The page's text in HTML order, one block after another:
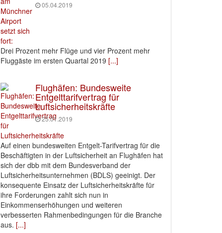
05.04.2019
Drei Prozent mehr Flüge und vier Prozent mehr
Fluggäste im ersten Quartal 2019 [...]
Flughäfen: Bundesweite
Entgelttarifvertrag für
Luftsicherheitskräfte
25.01.2019
Auf einen bundesweiten Entgelt-Tarifvertrag für die
Beschäftigten in der Luftsicherheit an Flughäfen hat
sich der dbb mit dem Bundesverband der
Luftsicherheitsunternehmen (BDLS) geeinigt. Der
konsequente Einsatz der Luftsicherheitskräfte für
ihre Forderungen zahlt sich nun in
Einkommenserhöhungen und weiteren
verbesserten Rahmenbedingungen für die Branche
aus. [...]